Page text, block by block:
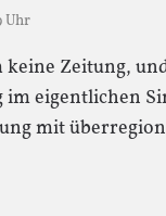
Uhr
keine Zeitung,
im eigentlichen
mit